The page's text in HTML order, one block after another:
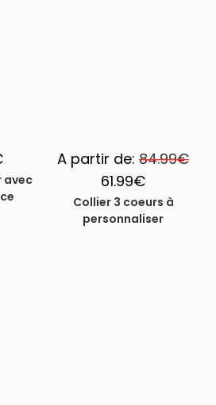
avec
A partir de: 84.99€
61.99€
Collier 3 coeurs à
personnaliser